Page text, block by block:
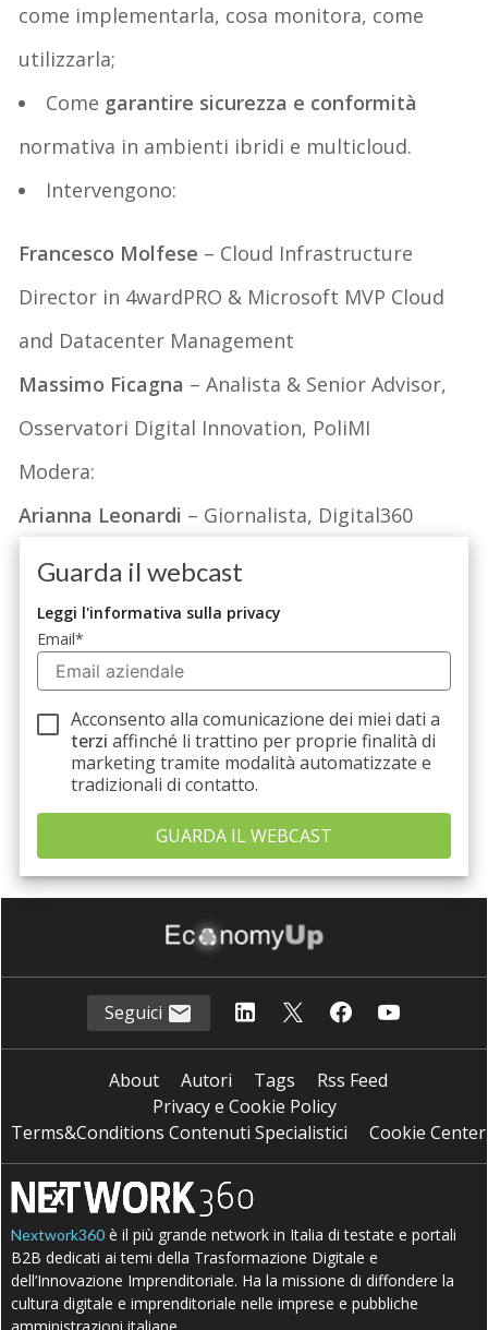
come implementarla, cosa monitora, come
utilizzarla;
Come garantire sicurezza e conformità
normativa in ambienti ibridi e multicloud.
Intervengono:
Francesco Molfese – Cloud Infrastructure
Director in 4wardPRO & Microsoft MVP Cloud
and Datacenter Management
Massimo Ficagna – Analista & Senior Advisor,
Osservatori Digital Innovation, PoliMI
Modera:
Arianna Leonardi – Giornalista, Digital360
Guarda il webcast
Leggi l'informativa sulla privacy
Email*
Acconsento alla comunicazione dei miei dati a
terzi affinché li trattino per proprie finalità di
marketing tramite modalità automatizzate e
tradizionali di contatto.
Seguici
About Autori Tags
Rss Feed
Privacy e Cookie Policy
Terms&Conditions Contenuti Specialistici
Cookie Center
Nextwork360 è il più grande network in Italia di testate e portali
B2B dedicati ai temi della Trasformazione Digitale e
dell’Innovazione Imprenditoriale. Ha la missione di diffondere la
cultura digitale e imprenditoriale nelle imprese e pubbliche